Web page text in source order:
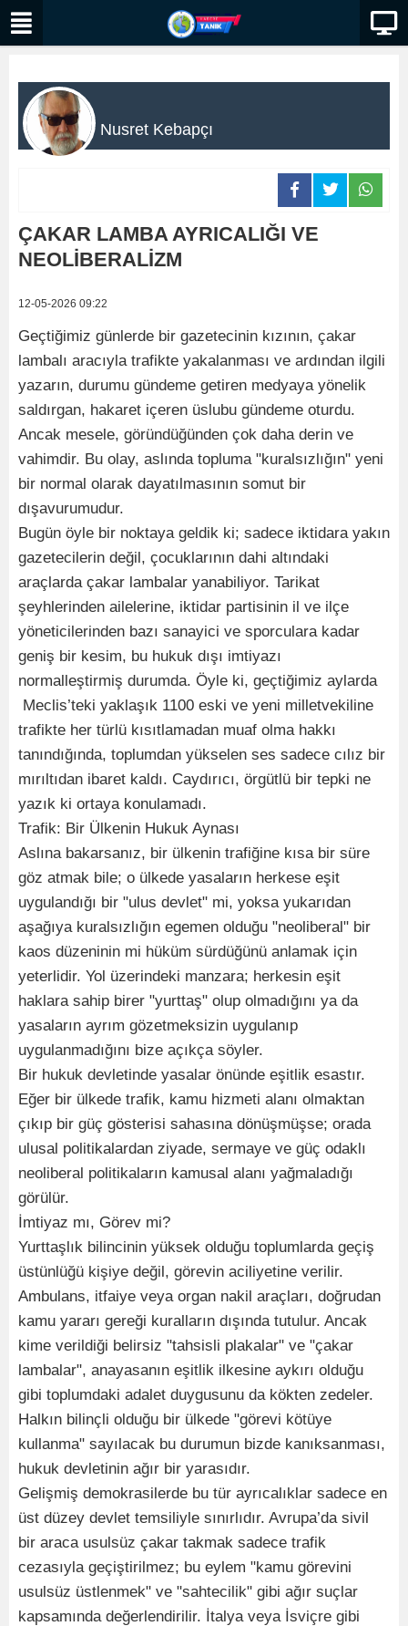
Nusret Kebapçı
ÇAKAR LAMBA AYRICALIĞI VE
NEOLİBERALİZM
12-05-2026 09:22
Geçtiğimiz günlerde bir gazetecinin kızının, çakar
lambalı aracıyla trafikte yakalanması ve ardından ilgili
yazarın, durumu gündeme getiren medyaya yönelik
saldırgan, hakaret içeren üslubu gündeme oturdu.
Ancak mesele, göründüğünden çok daha derin ve
vahimdir. Bu olay, aslında topluma "kuralsızlığın" yeni
bir normal olarak dayatılmasının somut bir
dışavurumudur.
Bugün öyle bir noktaya geldik ki; sadece iktidara yakın
gazetecilerin değil, çocuklarının dahi altındaki
araçlarda çakar lambalar yanabiliyor. Tarikat
şeyhlerinden ailelerine, iktidar partisinin il ve ilçe
yöneticilerinden bazı sanayici ve sporculara kadar
geniş bir kesim, bu hukuk dışı imtiyazı
normalleştirmiş durumda. Öyle ki, geçtiğimiz aylarda
Meclis’teki yaklaşık 1100 eski ve yeni milletvekiline
trafikte her türlü kısıtlamadan muaf olma hakkı
tanındığında, toplumdan yükselen ses sadece cılız bir
mırıltıdan ibaret kaldı. Caydırıcı, örgütlü bir tepki ne
yazık ki ortaya konulamadı.
Trafik: Bir Ülkenin Hukuk Aynası
Aslına bakarsanız, bir ülkenin trafiğine kısa bir süre
göz atmak bile; o ülkede yasaların herkese eşit
uygulandığı bir "ulus devlet" mi, yoksa yukarıdan
aşağıya kuralsızlığın egemen olduğu "neoliberal" bir
kaos düzeninin mi hüküm sürdüğünü anlamak için
yeterlidir. Yol üzerindeki manzara; herkesin eşit
haklara sahip birer "yurttaş" olup olmadığını ya da
yasaların ayrım gözetmeksizin uygulanıp
uygulanmadığını bize açıkça söyler.
Bir hukuk devletinde yasalar önünde eşitlik esastır.
Eğer bir ülkede trafik, kamu hizmeti alanı olmaktan
çıkıp bir güç gösterisi sahasına dönüşmüşse; orada
ulusal politikalardan ziyade, sermaye ve güç odaklı
neoliberal politikaların kamusal alanı yağmaladığı
görülür.
İmtiyaz mı, Görev mi?
Yurttaşlık bilincinin yüksek olduğu toplumlarda geçiş
üstünlüğü kişiye değil, görevin aciliyetine verilir.
Ambulans, itfaiye veya organ nakil araçları, doğrudan
kamu yararı gereği kuralların dışında tutulur. Ancak
kime verildiği belirsiz "tahsisli plakalar" ve "çakar
lambalar", anayasanın eşitlik ilkesine aykırı olduğu
gibi toplumdaki adalet duygusunu da kökten zedeler.
Halkın bilinçli olduğu bir ülkede "görevi kötüye
kullanma" sayılacak bu durumun bizde kanıksanması,
hukuk devletinin ağır bir yarasıdır.
Gelişmiş demokrasilerde bu tür ayrıcalıklar sadece en
üst düzey devlet temsiliyle sınırlıdır. Avrupa’da sivil
bir araca usulsüz çakar takmak sadece trafik
cezasıyla geçiştirilmez; bu eylem "kamu görevini
usulsüz üstlenmek" ve "sahtecilik" gibi ağır suçlar
kapsamında değerlendirilir. İtalya veya İsviçre gibi